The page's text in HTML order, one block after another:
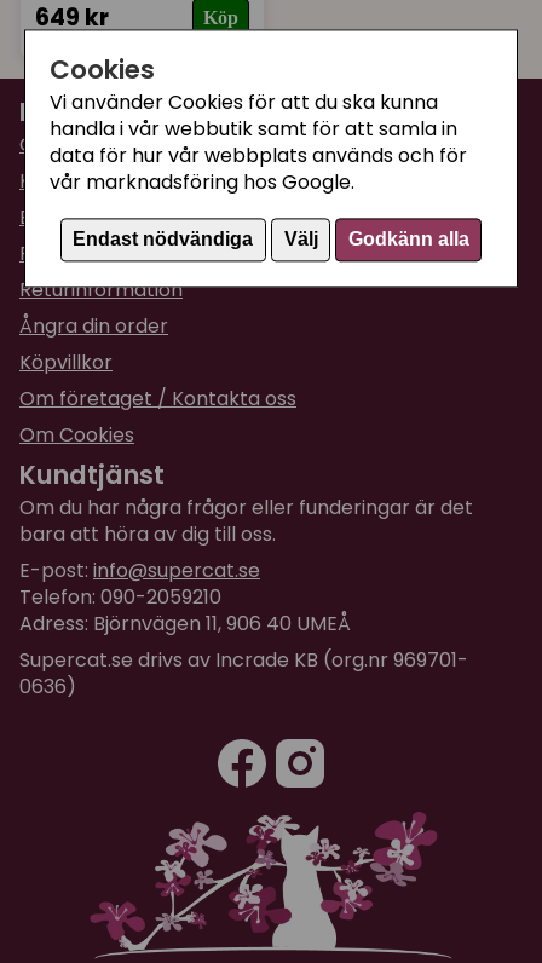
Cookies
Vi använder Cookies för att du ska kunna
handla i vår webbutik samt för att samla in
data för hur vår webbplats används och för
vår marknadsföring hos Google.
Endast nödvändiga Välj Godkänn alla
649 kr Köp
Information
Om Supercat
Kattguiden
Butiken i Umeå
Fraktpriser & leveranser
Returinformation
Ångra din order
Köpvillkor
Om företaget / Kontakta oss
Om Cookies
Kundtjänst
Om du har några frågor eller funderingar är det
bara att höra av dig till oss.
E-post: info@supercat.se
Telefon: 090-2059210
Adress: Björnvägen 11, 906 40 UMEÅ
Supercat.se drivs av Incrade KB (org.nr 969701-
0636)